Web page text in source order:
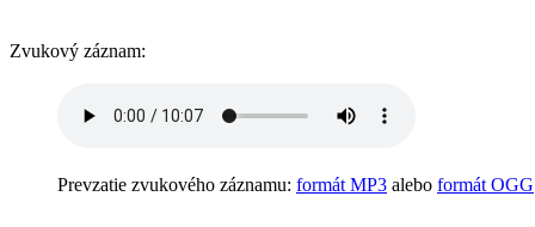
Zvukový záznam:
Prevzatie zvukového záznamu: formát MP3 alebo formát OGG